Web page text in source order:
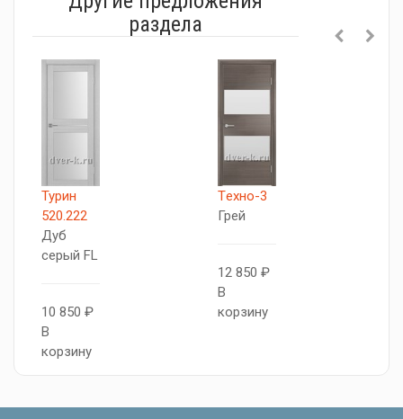
раздела
Турин
520.222
Дуб
серый FL
10 850 ₽
В
корзину
Tехно-3
Грей
12 850 ₽
В
корзину